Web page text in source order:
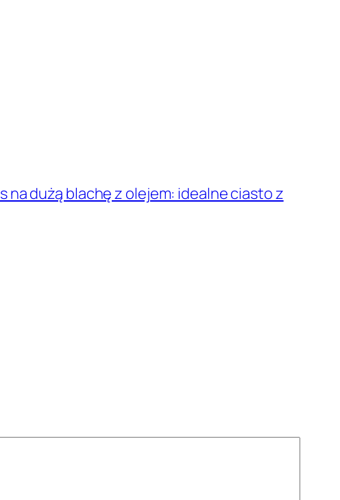
na dużą blachę z olejem: idealne ciasto z